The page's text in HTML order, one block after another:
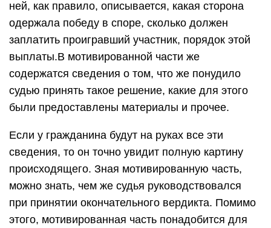
ней, как правило, описывается, какая сторона
одержала победу в споре, сколько должен
заплатить проигравший участник, порядок этой
выплаты.В мотивированной части же
содержатся сведения о том, что же понудило
судью принять такое решение, какие для этого
были предоставлены материалы и прочее.
Если у гражданина будут на руках все эти
сведения, то он точно увидит полную картину
происходящего. Зная мотивированную часть,
можно знать, чем же судья руководствовался
при принятии окончательного вердикта. Помимо
этого, мотивированная часть понадобится для